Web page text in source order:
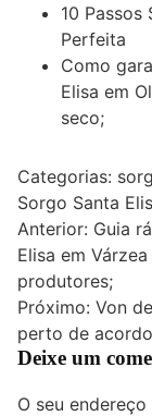
10 Passos
Perfeita
Como
Elisa em
seco;
Categorias:
Sorgo Santa
Navegação
de
Post
Anterior: Guia
Elisa em
produtores;
Próximo: Von
perto de
Deixe um
O seu